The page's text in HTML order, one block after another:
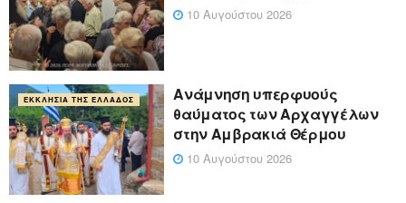
10 Αυγούστου 2026
ΕΚΚΛΗΣΊΑ ΤΗΣ ΕΛΛΆΔΟΣ
Ανάμνηση υπερφυούς
θαύματος των Αρχαγγέλων
στην Αμβρακιά Θέρμου
10 Αυγούστου 2026